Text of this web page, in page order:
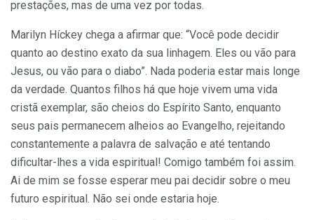
prestações, mas de uma vez por todas.
Marilyn Híckey chega a afirmar que: “Você pode decidir
quanto ao destino exato da sua linhagem. Eles ou vão para
Jesus, ou vão para o diabo”. Nada poderia estar mais longe
da verdade. Quantos filhos há que hoje vivem uma vida
cristã exemplar, são cheios do Espírito Santo, enquanto
seus pais permanecem alheios ao Evangelho, rejeitando
constante­mente a palavra de salvação e até tentando
dificultar-lhes a vida espiritual! Comigo também foi assim.
Ai de mim se fosse esperar meu pai decidir sobre o meu
futuro espiritual. Não sei onde estaria hoje.